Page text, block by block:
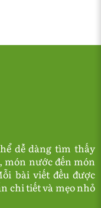
dễ dàng tìm thấy
nước đến món
bài viết đều được
chi tiết và mẹo nhỏ